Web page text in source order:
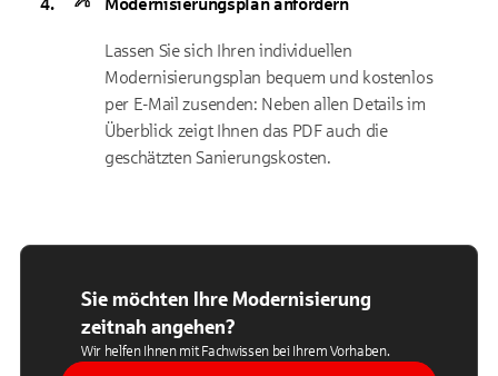
Modernisierungsplan anfordern
Lassen Sie sich Ihren individuellen
Modernisierungsplan bequem und kostenlos
per E-Mail zusenden: Neben allen Details im
Überblick zeigt Ihnen das PDF auch die
geschätzten Sanierungskosten.
Sie möchten Ihre Modernisierung
zeitnah angehen?
Wir helfen Ihnen mit Fachwissen bei Ihrem Vorhaben.